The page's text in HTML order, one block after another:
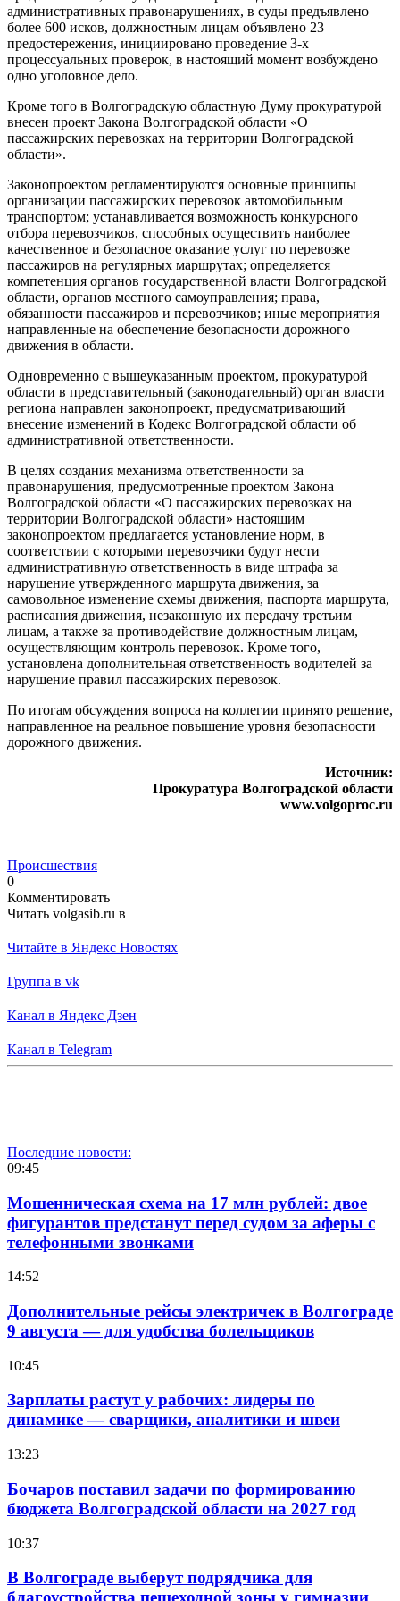
административных правонарушениях, в суды предъявлено
более 600 исков, должностным лицам объявлено 23
предостережения, инициировано проведение 3-х
процессуальных проверок, в настоящий момент возбуждено
одно уголовное дело.
Кроме того в Волгоградскую областную Думу прокуратурой
внесен проект Закона Волгоградской области «О
пассажирских перевозках на территории Волгоградской
области».
Законопроектом регламентируются основные принципы
организации пассажирских перевозок автомобильным
транспортом; устанавливается возможность конкурсного
отбора перевозчиков, способных осуществить наиболее
качественное и безопасное оказание услуг по перевозке
пассажиров на регулярных маршрутах; определяется
компетенция органов государственной власти Волгоградской
области, органов местного самоуправления; права,
обязанности пассажиров и перевозчиков; иные мероприятия
направленные на обеспечение безопасности дорожного
движения в области.
Одновременно с вышеуказанным проектом, прокуратурой
области в представительный (законодательный) орган власти
региона направлен законопроект, предусматривающий
внесение изменений в Кодекс Волгоградской области об
административной ответственности.
В целях создания механизма ответственности за
правонарушения, предусмотренные проектом Закона
Волгоградской области «О пассажирских перевозках на
территории Волгоградской области» настоящим
законопроектом предлагается установление норм, в
соответствии с которыми перевозчики будут нести
административную ответственность в виде штрафа за
нарушение утвержденного маршрута движения, за
самовольное изменение схемы движения, паспорта маршрута,
расписания движения, незаконную их передачу третьим
лицам, а также за противодействие должностным лицам,
осуществляющим контроль перевозок. Кроме того,
установлена дополнительная ответственность водителей за
нарушение правил пассажирских перевозок.
По итогам обсуждения вопроса на коллегии принято решение,
направленное на реальное повышение уровня безопасности
дорожного движения.
Источник:
Прокуратура Волгоградской области
www.volgoproc.ru
Происшествия
0
Комментировать
Читать volgasib.ru в
Читайте в Яндекс Новостях
Группа в vk
Канал в Яндекс Дзен
Канал в Telegram
Последние новости:
09:45
Мошенническая схема на 17 млн рублей: двое
фигурантов предстанут перед судом за аферы с
телефонными звонками
14:52
Дополнительные рейсы электричек в Волгограде
9 августа — для удобства болельщиков
10:45
Зарплаты растут у рабочих: лидеры по
динамике — сварщики, аналитики и швеи
13:23
Бочаров поставил задачи по формированию
бюджета Волгоградской области на 2027 год
10:37
В Волгограде выберут подрядчика для
благоустройства пешеходной зоны у гимназии